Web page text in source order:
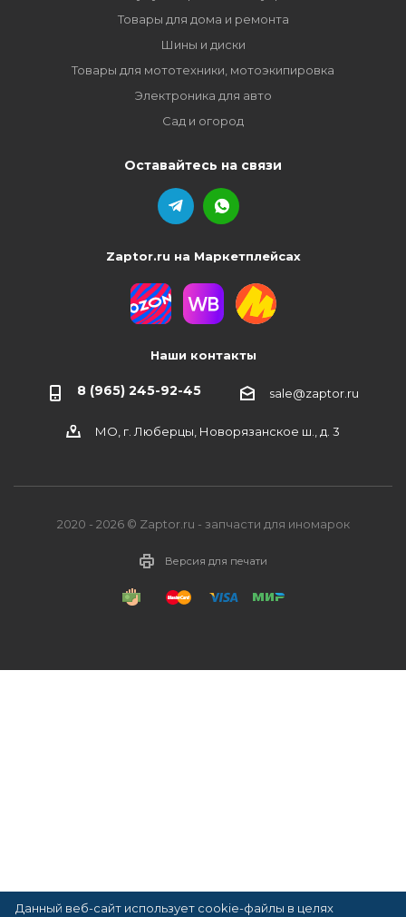
Товары для дома и ремонта
Шины и диски
Товары для мототехники, мотоэкипировка
Электроника для авто
Сад и огород
Оставайтесь на связи
Zaptor.ru на Маркетплейсах
Наши контакты
8 (965) 245-92-45 sale@zaptor.ru
МО, г. Люберцы, Новорязанское ш., д. 3
2020 - 2026 © Zaptor.ru - запчасти для иномарок
Версия для печати
Данный веб-сайт использует cookie-файлы в целях